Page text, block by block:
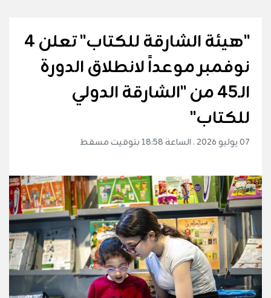
"هيئة الشارقة للكتاب" تعلن 4
نوفمبر موعداً لانطلاق الدورة
الـ45 من "الشارقة الدولي
للكتاب"
07 يوليو 2026 . الساعة 18:58 بتوقيت مسقط